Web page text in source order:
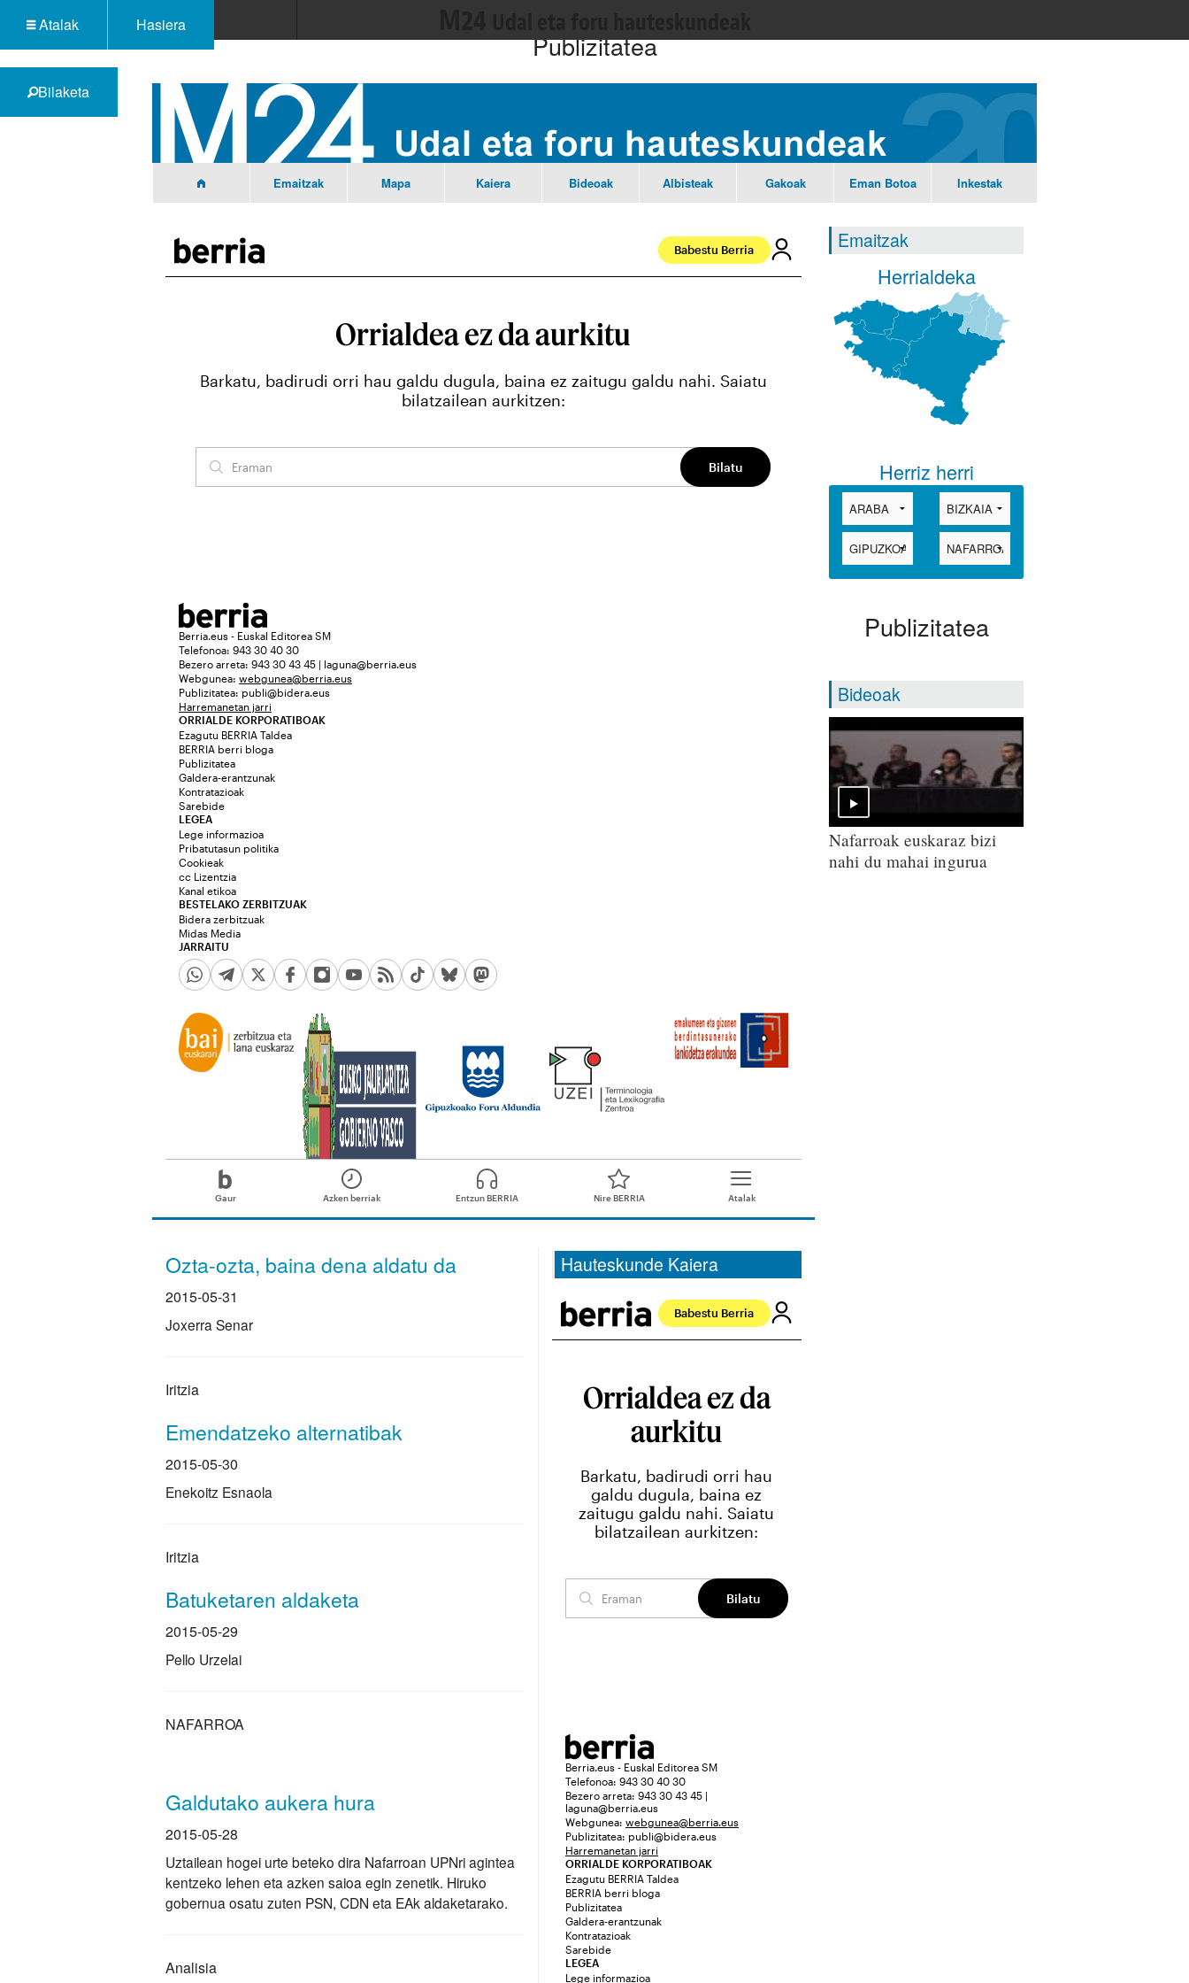
Atalak Hasiera
Bilaketa
Publizitatea
Emaitzak Mapa Kaiera Bideoak Albisteak Gakoak Eman Botoa Inkestak
Ozta-ozta, baina dena aldatu da
2015-05-31
Joxerra Senar
Iritzia
Emendatzeko alternatibak
2015-05-30
Enekoitz Esnaola
Iritzia
Batuketaren aldaketa
2015-05-29
Pello Urzelai
NAFARROA
Galdutako aukera hura
2015-05-28
Uztailean hogei urte beteko dira Nafarroan UPNri agintea
kentzeko lehen eta azken saioa egin zenetik. Hiruko
gobernua osatu zuten PSN, CDN eta EAk aldaketarako.
Analisia
Hauteskunde Kaiera
Emaitzak
Herrialdeka
Herriz herri
Publizitatea
Bideoak
Nafarroak euskaraz bizi
nahi du mahai ingurua